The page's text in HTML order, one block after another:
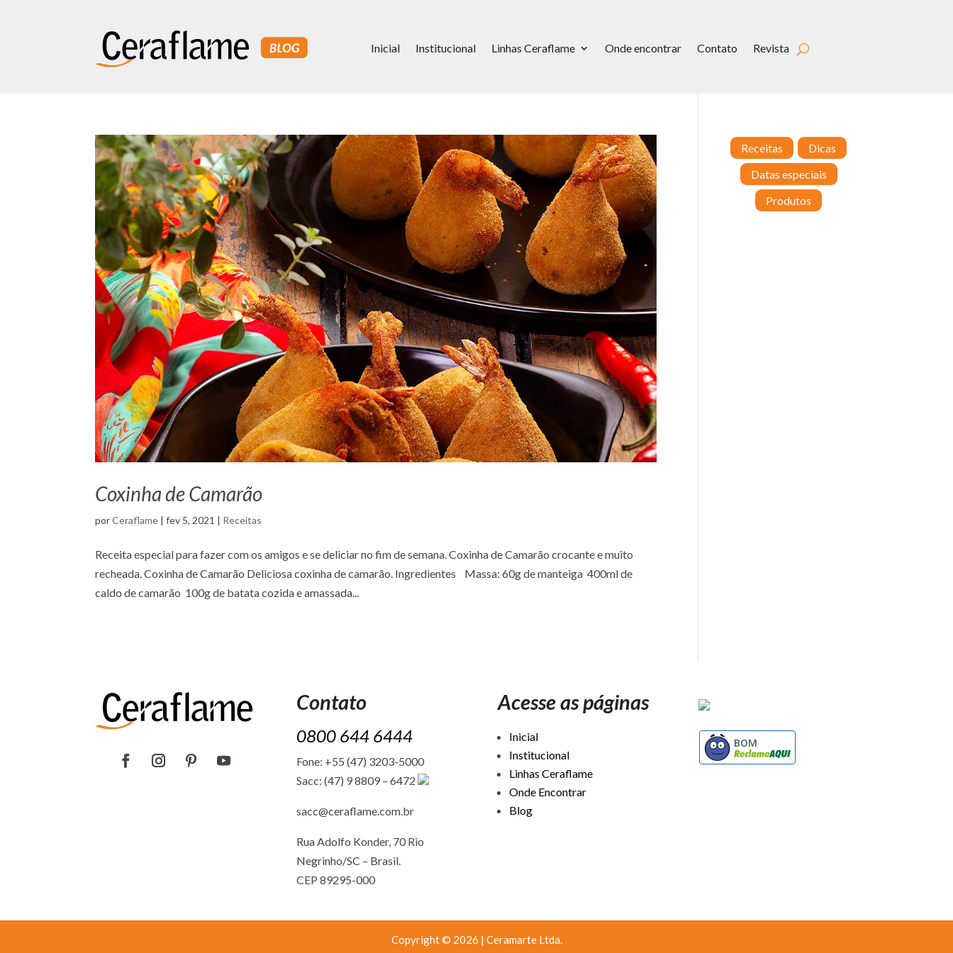
Inicial Institucional Linhas Ceraflame Onde encontrar Contato Revista
Coxinha de Camarão
porCeraflame |fev 5, 2021 | Receitas
Receita especial para fazer com os amigos e se deliciar no fim de semana. Coxinha de Camarão crocante e muito
recheada. Coxinha de Camarão Deliciosa coxinha de camarão. Ingredientes Massa: 60g de manteiga 400ml de
caldo de camarão 100g de batata cozida e amassada...
Receitas
Dicas
Datas especiais
Produtos
Contato
0800 644 6444
Fone: +55 (47) 3203-5000
Sacc: (47) 9 8809 – 6472
sacc@ceraflame.com.br
Rua Adolfo Konder, 70 Rio
Negrinho/SC – Brasil.
CEP 89295-000
Acesse as páginas
Inicial
Institucional
Linhas Ceraflame
Onde Encontrar
Blog
BOM
Copyright © 2026 | Ceramarte Ltda.